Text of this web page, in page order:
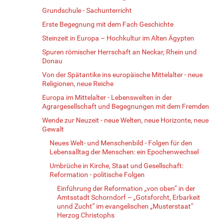
Grundschule - Sachunterricht
Erste Begegnung mit dem Fach Geschichte
Steinzeit in Europa – Hochkultur im Alten Ägypten
Spuren römischer Herrschaft an Neckar, Rhein und
Donau
Von der Spätantike ins europäische Mittelalter - neue
Religionen, neue Reiche
Europa im Mittelalter - Lebenswelten in der
Agrargesellschaft und Begegnungen mit dem Fremden
Wende zur Neuzeit - neue Welten, neue Horizonte, neue
Gewalt
Neues Welt- und Menschenbild - Folgen für den
Lebensalltag der Menschen: ein Epochenwechsel
Umbrüche in Kirche, Staat und Gesellschaft:
Reformation - politische Folgen
Einführung der Reformation „von oben“ in der
Amtsstadt Schorndorf – „Gotsforcht, Erbarkeit
unnd Zucht“ im evangelischen „Musterstaat“
Herzog Christophs